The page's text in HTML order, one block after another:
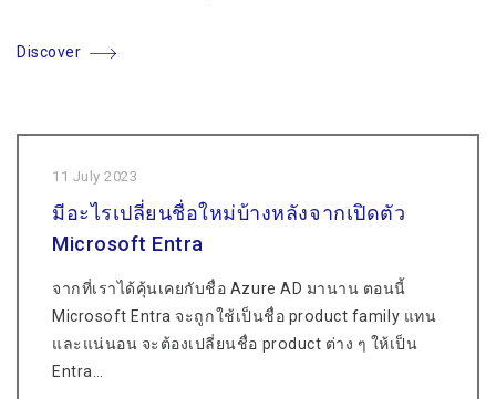
Discover
11 July 2023
มีอะไรเปลี่ยนชื่อใหม่บ้างหลังจากเปิดตัว
Microsoft Entra
จากที่เราได้คุ้นเคยกับชื่อ Azure AD มานาน ตอนนี้
Microsoft Entra จะถูกใช้เป็นชื่อ product family แทน
และแน่นอน จะต้องเปลี่ยนชื่อ product ต่าง ๆ ให้เป็น
Entra…